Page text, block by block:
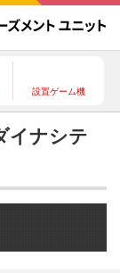
設置ゲーム機
イナシテ